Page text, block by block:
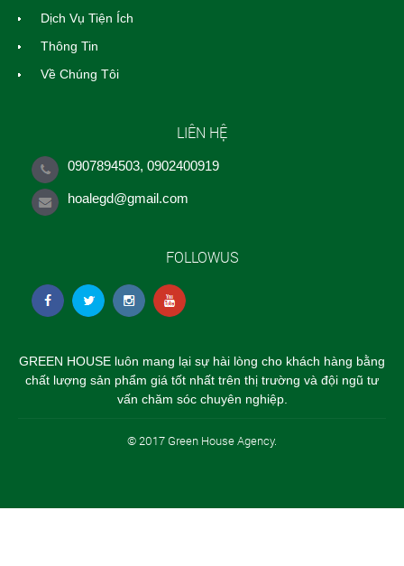
Dịch Vụ Tiện Ích
Thông Tin
Về Chúng Tôi
LIÊN HỆ
0907894503, 0902400919
hoalegd@gmail.com
FOLLOWUS
GREEN HOUSE luôn mang lại sự hài lòng cho khách hàng bằng
chất lượng sản phẩm giá tốt nhất trên thị trường và đội ngũ tư
vấn chăm sóc chuyên nghiệp.
© 2017 Green House Agency.